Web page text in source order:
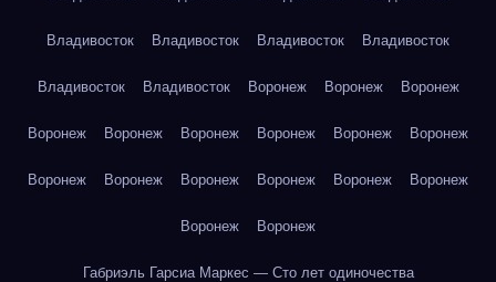
Владивосток Владивосток Владивосток Владивосток
Владивосток Владивосток Воронеж Воронеж Воронеж
Воронеж Воронеж Воронеж Воронеж Воронеж Воронеж
Воронеж Воронеж Воронеж Воронеж Воронеж Воронеж
Воронеж Воронеж
Габриэль Гарсиа Маркес — Сто лет одиночества